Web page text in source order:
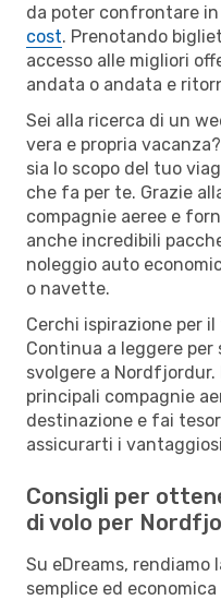
da poter confrontare
cost. Prenotando
accesso alle migliori
andata o andata e
Sei alla ricerca di un
vera e propria
sia lo scopo del tuo
che fa per te. Grazie
compagnie aeree e
anche incredibili
noleggio auto
o navette.
Cerchi ispirazione per
Continua a leggere
svolgere a
principali compagnie
destinazione e fai
assicurarti i
Consigli per
di volo per
Su eDreams, rendiamo
semplice ed